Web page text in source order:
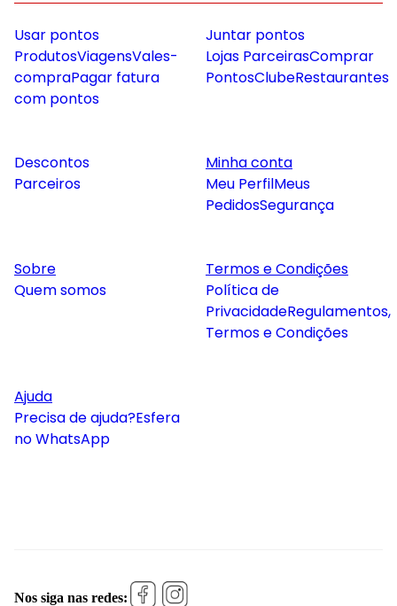
Usar pontos
ProdutosViagensVales-
compraPagar fatura
com pontos
Juntar pontos
Lojas ParceirasComprar
PontosClubeRestaurantes
Descontos
Parceiros
Minha conta
Meu PerfilMeus
PedidosSegurança
Sobre
Quem somos
Termos e Condições
Política de
PrivacidadeRegulamentos,
Termos e Condições
Ajuda
Precisa de ajuda?Esfera
no WhatsApp
Nos siga nas redes: